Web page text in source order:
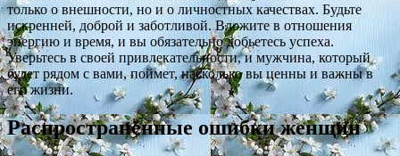
только о внешности, но и о личностных качествах. Будьте
искренней, доброй и заботливой. Вложите в отношения
энергию и время, и вы обязательно добьетесь успеха.
Уверьтесь в своей привлекательности, и мужчина, который
будет рядом с вами, поймет, насколько вы ценны и важны в
его жизни.
Распространённые ошибки женщин